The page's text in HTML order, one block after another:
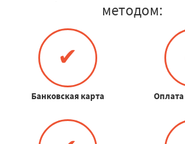
методом:
✔
Банковская карта